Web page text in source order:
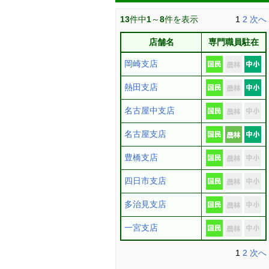
13件中1～8件を表示 1 2 次へ
店舗名 専門職員駐在
岡崎支店
熱田支店
名古屋中支店
名古屋支店
豊橋支店
四日市支店
多治見支店
一宮支店
1 2 次へ